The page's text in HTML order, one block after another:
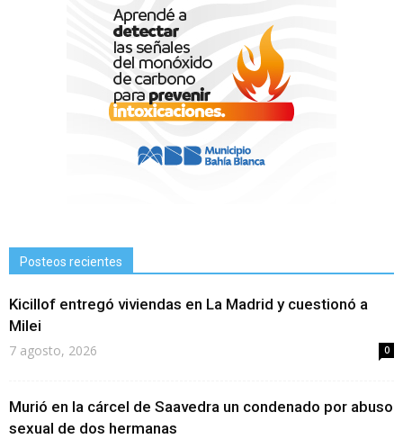
Posteos recientes
Kicillof entregó viviendas en La Madrid y cuestionó a
Milei
7 agosto, 2026 0
Murió en la cárcel de Saavedra un condenado por abuso
sexual de dos hermanas